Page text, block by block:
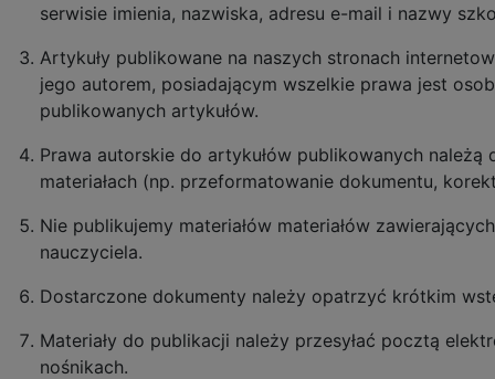
serwisie imienia, nazwiska, adresu e-mail i nazwy
Artykuły publikowane na naszych stronach
jego autorem, posiadającym wszelkie prawa jest
publikowanych artykułów.
Prawa autorskie do artykułów publikowanych
materiałach (np. przeformatowanie dokumentu,
Nie publikujemy materiałów materiałów
nauczyciela.
Dostarczone dokumenty należy opatrzyć krótkim
Materiały do publikacji należy przesyłać pocztą
nośnikach.